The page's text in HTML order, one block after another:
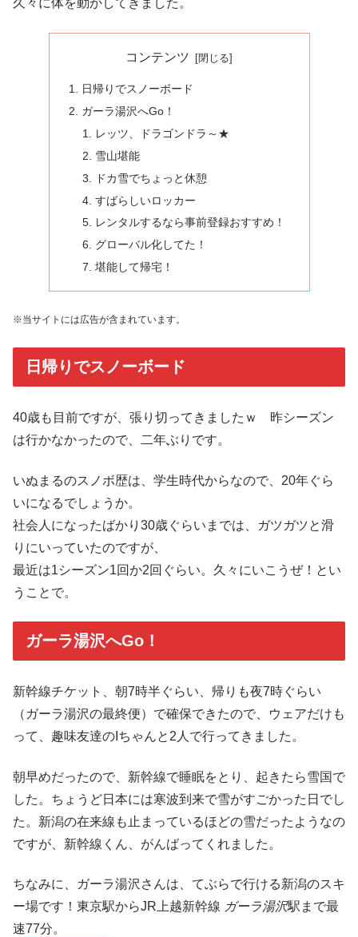
久々に体を動かしてきました。
コンテンツ
日帰りでスノーボード
ガーラ湯沢へGo！
レッツ、ドラゴンドラ～★
雪山堪能
ドカ雪でちょっと休憩
すばらしいロッカー
レンタルするなら事前登録おすすめ！
グローバル化してた！
堪能して帰宅！
※当サイトには広告が含まれています。
日帰りでスノーボード
40歳も目前ですが、張り切ってきましたｗ 昨シーズン
は行かなかったので、二年ぶりです。
いぬまるのスノボ歴は、学生時代からなので、20年ぐら
いになるでしょうか。
社会人になったばかり30歳ぐらいまでは、ガツガツと滑
りにいっていたのですが、
最近は1シーズン1回か2回ぐらい。久々にいこうぜ！とい
うことで。
ガーラ湯沢へGo！
新幹線チケット、朝7時半ぐらい、帰りも夜7時ぐらい
（ガーラ湯沢の最終便）で確保できたので、ウェアだけも
って、趣味友達のIちゃんと2人で行ってきました。
朝早めだったので、新幹線で睡眠をとり、起きたら雪国で
した。ちょうど日本には寒波到来で雪がすごかった日でし
た。新潟の在来線も止まっているほどの雪だったようなの
ですが、新幹線くん、がんばってくれました。
ちなみに、ガーラ湯沢さんは、 てぶらで行ける新潟のスキ
ー場です！東京駅からJR上越新幹線 ガーラ湯沢駅まで最
速77分。